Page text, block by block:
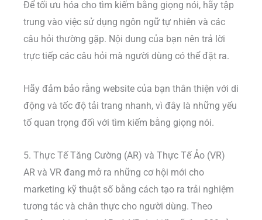
Để tối ưu hóa cho tìm kiếm bằng giọng nói, hãy tập
trung vào việc sử dụng ngôn ngữ tự nhiên và các
câu hỏi thường gặp. Nội dung của bạn nên trả lời
trực tiếp các câu hỏi mà người dùng có thể đặt ra.
Hãy đảm bảo rằng website của bạn thân thiện với di
động và tốc độ tải trang nhanh, vì đây là những yếu
tố quan trọng đối với tìm kiếm bằng giọng nói.
5. Thực Tế Tăng Cường (AR) và Thực Tế Ảo (VR)
AR và VR đang mở ra những cơ hội mới cho
marketing kỹ thuật số bằng cách tạo ra trải nghiệm
tương tác và chân thực cho người dùng. Theo